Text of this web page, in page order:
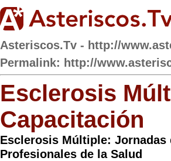
Asteriscos.Tv - http://
Permalink: http://
Esclerosis
Capacitación
Esclerosis Múltiple: Jornadas
Profesionales de la Salud